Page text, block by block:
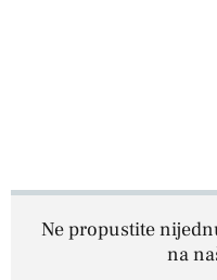
Ne propustite
na